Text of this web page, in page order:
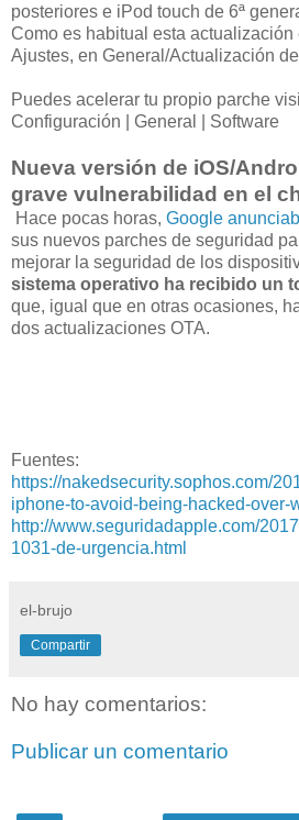
posteriores e iPod touch de 6ª
Como es habitual esta
Ajustes, en General/Actualización
Puedes acelerar tu propio parche
Configuración | General | Software
Nueva versión de iOS/
grave vulnerabilidad en el
Hace pocas horas, Google
sus nuevos parches de seguridad
mejorar la seguridad de los
sistema operativo ha recibido un
que, igual que en otras ocasiones,
dos actualizaciones OTA.
Fuentes:
https://nakedsecurity.sophos.com/
iphone-to-avoid-being-hacked-over-
http://www.seguridadapple.com/
1031-de-urgencia.html
el-brujo
Compartir
No hay comentarios:
Publicar un comentario